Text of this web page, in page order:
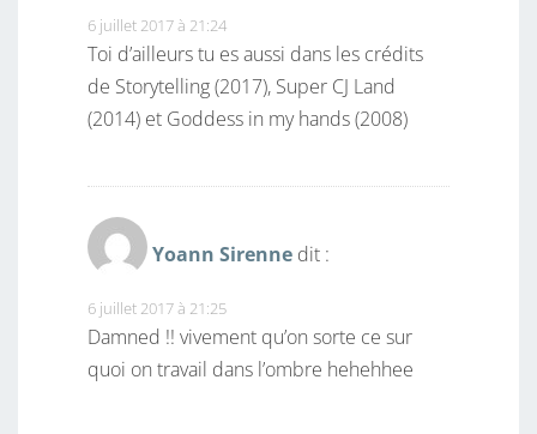
6 juillet 2017 à 21:24
Toi d’ailleurs tu es aussi dans les crédits
de Storytelling (2017), Super CJ Land
(2014) et Goddess in my hands (2008)
Yoann Sirenne dit :
6 juillet 2017 à 21:25
Damned !! vivement qu’on sorte ce sur
quoi on travail dans l’ombre hehehhee